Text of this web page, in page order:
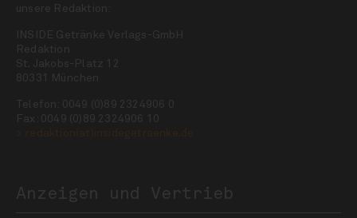
unsere Redaktion:
INSIDE Getränke Verlags-GmbH
Redaktion
St. Jakobs-Platz 12
80331 München
Telefon: 0049 (0)89 2324906 0
Fax: 0049 (0)89 2324906 10
Anzeigen und Vertrieb